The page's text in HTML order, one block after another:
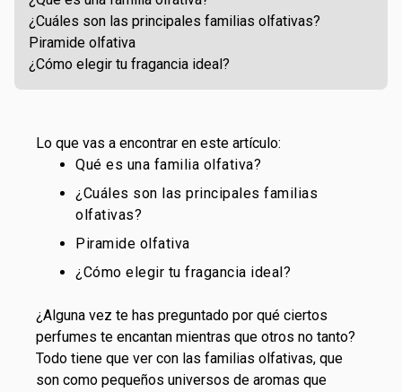
¿Cuáles son las principales familias olfativas?
Piramide olfativa
¿Cómo elegir tu fragancia ideal?
Lo que vas a encontrar en este artículo:
Qué es una familia olfativa?
¿Cuáles son las principales familias
olfativas?
Piramide olfativa
¿Cómo elegir tu fragancia ideal?
¿Alguna vez te has preguntado por qué ciertos
perfumes te encantan mientras que otros no tanto?
Todo tiene que ver con las familias olfativas, que
son como pequeños universos de aromas que